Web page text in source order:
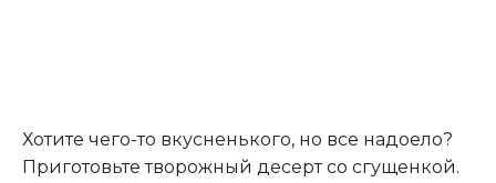
Хотите чего-то вкусненького, но все надоело?
Приготовьте творожный десерт со сгущенкой.